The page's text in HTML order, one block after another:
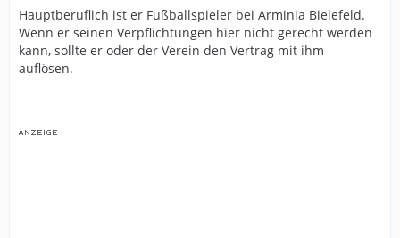
Hauptberuflich ist er Fußballspieler bei Arminia Bielefeld.
Wenn er seinen Verpflichtungen hier nicht gerecht werden
kann, sollte er oder der Verein den Vertrag mit ihm
auflösen.